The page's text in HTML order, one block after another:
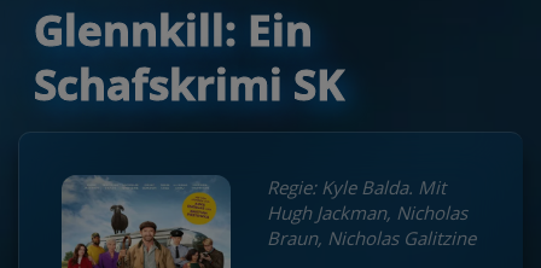
Glennkill: Ein
Schafskrimi SK
Regie: Kyle Balda. Mit
Hugh Jackman, Nicholas
Braun, Nicholas Galitzine